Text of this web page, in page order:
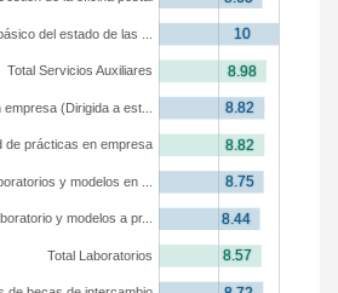
Total Laboratorios
y modelos a pr...
y modelos en ...
de prácticas en empresa
(Dirigida a est...
Total Servicios Auxiliares
del estado de las ...